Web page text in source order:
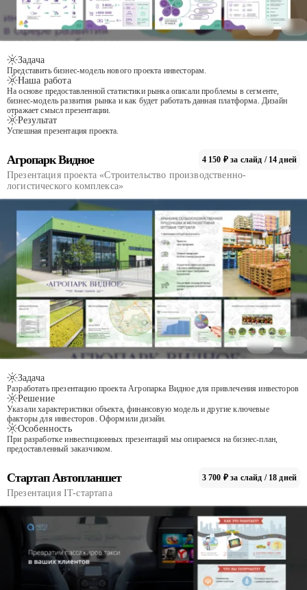
Задача
Представить бизнес-модель нового проекта инвесторам.
Наша работа
На основе предоставленной статистики рынка описали проблемы в сегменте,
бизнес-модель развития рынка и как будет работать данная платформа. Дизайн
отражает смысл презентации.
Результат
Успешная презентация проекта.
Агропарк Видное 4 150 ₽ за слайд / 14 дней
Презентация проекта «Строительство производственно-
логистического комплекса»
Задача
Разработать презентацию проекта Агропарка Видное для привлечения инвесторов
Решение
Указали характеристики объекта, финансовую модель и другие ключевые
факторы для инвесторов. Оформили дизайн.
Особенность
При разработке инвестиционных презентаций мы опираемся на бизнес-план,
предоставленный заказчиком.
Стартап Автопланшет 3 700 ₽ за слайд / 18 дней
Презентация IT-стартапа